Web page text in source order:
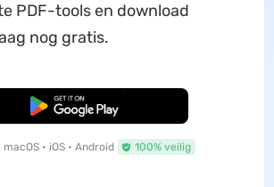
PDF-tools en download
nog gratis.
Gratis Download
• iOS • Android 100% veilig